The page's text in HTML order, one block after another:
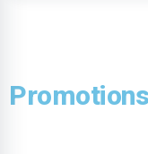
Promotions